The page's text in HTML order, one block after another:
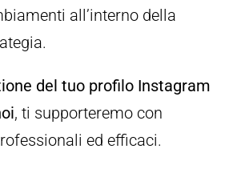
all’interno della
del tuo profilo Instagram
, ti supporteremo con
ed efficaci.